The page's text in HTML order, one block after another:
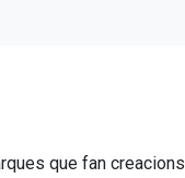
que fan creacions